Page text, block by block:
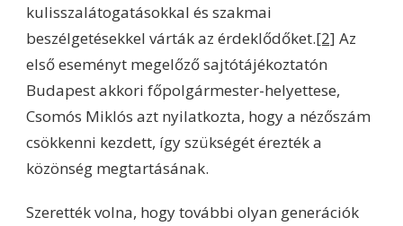
kulisszalátogatásokkal és szakmai
beszélgetésekkel várták az érdeklődőket.[2] Az
első eseményt megelőző sajtótájékoztatón
Budapest akkori főpolgármester-helyettese,
Csomós Miklós azt nyilatkozta, hogy a nézőszám
csökkenni kezdett, így szükségét érezték a
közönség megtartásának.
Szerették volna, hogy további olyan generációk